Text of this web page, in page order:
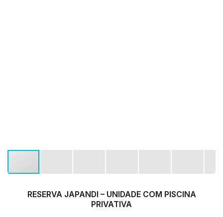
RESERVA JAPANDI – UNIDADE COM PISCINA
PRIVATIVA